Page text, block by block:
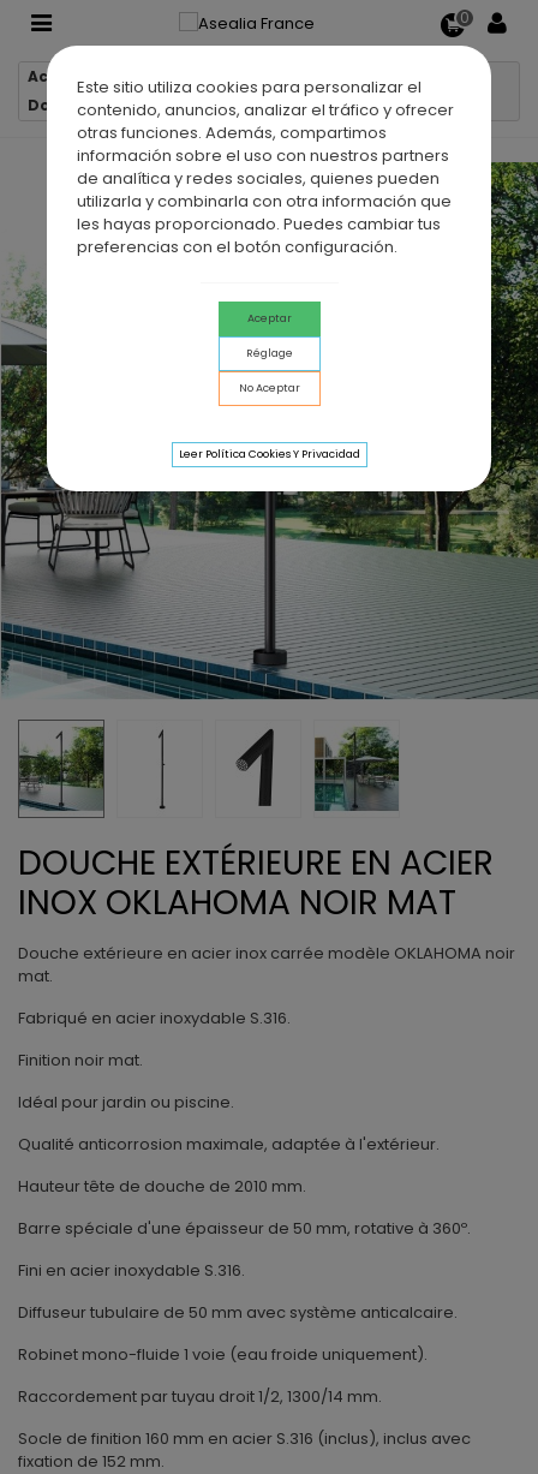
Este sitio utiliza cookies para personalizar el
contenido, anuncios, analizar el tráfico y ofrecer
otras funciones. Además, compartimos
información sobre el uso con nuestros partners
de analítica y redes sociales, quienes pueden
utilizarla y combinarla con otra información que
les hayas proporcionado. Puedes cambiar tus
preferencias con el botón configuración.
Aceptar
Réglage
No Aceptar
Leer Política Cookies Y Privacidad
0
Accueil
Douche extérieure en acier inox OKLAHOMA noir mat
DOUCHE EXTÉRIEURE EN ACIER
INOX OKLAHOMA NOIR MAT
Douche extérieure en acier inox carrée modèle OKLAHOMA noir
mat.
Fabriqué en acier inoxydable S.316.
Finition noir mat.
Idéal pour jardin ou piscine.
Qualité anticorrosion maximale, adaptée à l'extérieur.
Hauteur tête de douche de 2010 mm.
Barre spéciale d'une épaisseur de 50 mm, rotative à 360º.
Fini en acier inoxydable S.316.
Diffuseur tubulaire de 50 mm avec système anticalcaire.
Robinet mono-fluide 1 voie (eau froide uniquement).
Raccordement par tuyau droit 1/2, 1300/14 mm.
Socle de finition 160 mm en acier S.316 (inclus), inclus avec
fixation de 152 mm.